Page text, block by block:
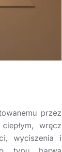
przez
wręcz
wyciszenia i